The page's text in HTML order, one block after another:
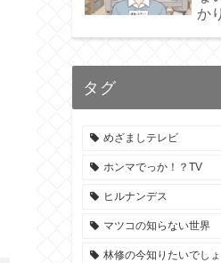
か
タグ
めざましテレビ
ホンマでっか！？TV
ヒルナンデス
マツコの知らない世界
林修の今知りたいでしょ